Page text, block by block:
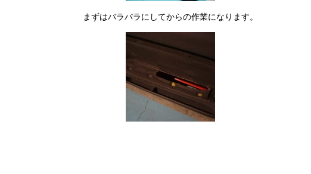
まずはバラバラにしてからの作業になります。